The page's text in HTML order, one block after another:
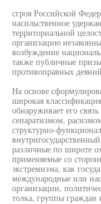
сгроя Российской
насильственное
территориальной
организацию
возбуждение
также публичные
противоправных деяний
На основе
широкая
обнаруживает его
сепаратизмом,
структурно-
различные по широте
применяемые со
экстремизма, как
международные или
организации,
толка, группы граждан